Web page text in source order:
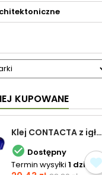
KUPOWANE
Klej CONTACTA z igłą do plastiku 25,0 g
 Dostępny
Termin wysyłki 1 dzień